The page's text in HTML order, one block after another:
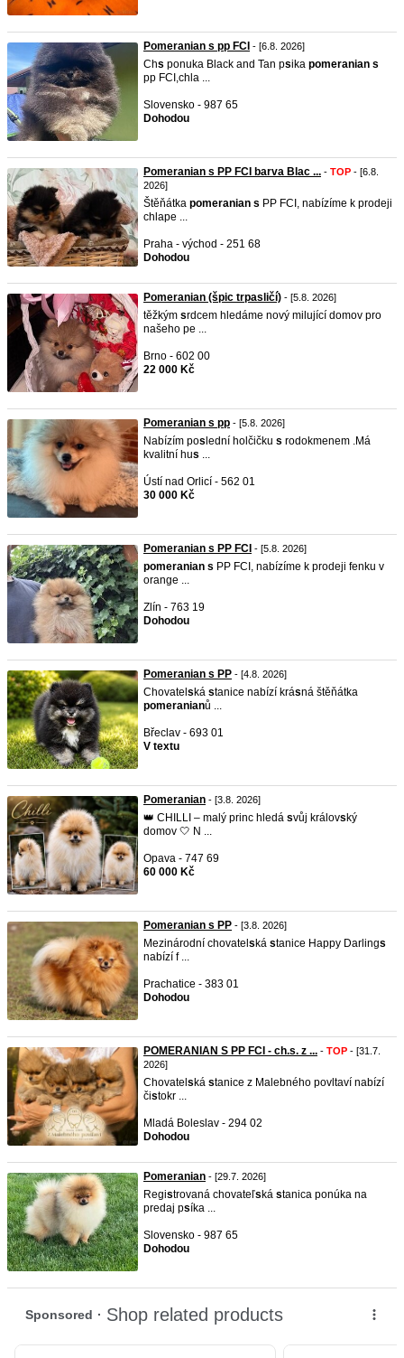
Pomeranian s pp FCI - [6.8. 2026]
Chs ponuka Black and Tan psika pomeranian s
pp FCI,chla ...
Slovensko - 987 65
Dohodou
Pomeranian s PP FCI barva Blac ... - TOP - [6.8.
2026]
Štěňátka pomeranian s PP FCI, nabízíme k prodeji
chlape ...
Praha - východ - 251 68
Dohodou
Pomeranian (špic trpasličí) - [5.8. 2026]
těžkým srdcem hledáme nový milující domov pro
našeho pe ...
Brno - 602 00
22 000 Kč
Pomeranian s pp - [5.8. 2026]
Nabízím pos lední holčičku s rodokmenem .Má
kvalitní hus ...
Ústí nad Orlicí - 562 01
30 000 Kč
Pomeranian s PP FCI - [5.8. 2026]
pomeranian s PP FCI, nabízíme k prodeji fenku v
orange ...
Zlín - 763 19
Dohodou
Pomeranian s PP - [4.8. 2026]
Chovatel ská stanice nabízí krásná štěňátka
pomeranianů ...
Břeclav - 693 01
V textu
Pomeranian - [3.8. 2026]
👑 CHILLI – malý princ hledá svůj královský
domov 🤍 N ...
Opava - 747 69
60 000 Kč
Pomeranian s PP - [3.8. 2026]
Mezinárodní chovatel ská stanice Happy Darlings
nabízí f ...
Prachatice - 383 01
Dohodou
POMERANIAN S PP FCI - ch.s. z ... - TOP - [31.7.
2026]
Chovatel ská stanice z Malebného povltaví nabízí
čistokr ...
Mladá Boleslav - 294 02
Dohodou
Pomeranian - [29.7. 2026]
Registrovaná chovateľská stanica ponúka na
predaj psíka ...
Slovensko - 987 65
Dohodou